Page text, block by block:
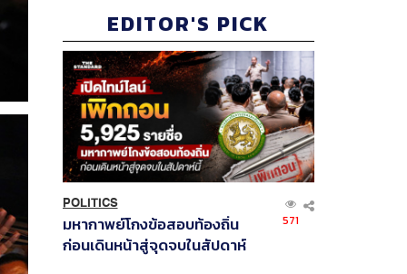
EDITOR'S PICK
POLITICS
มหากาพย์โกงข้อสอบท้องถิ่น
ก่อนเดินหน้าสู่จุดจบในสัปดาห์
571